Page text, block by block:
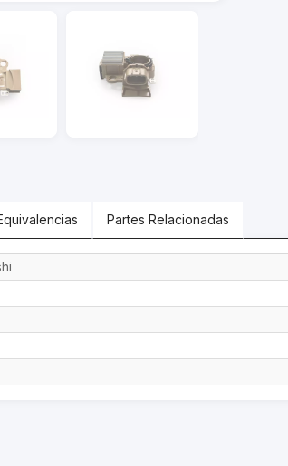
Partes Relacionadas